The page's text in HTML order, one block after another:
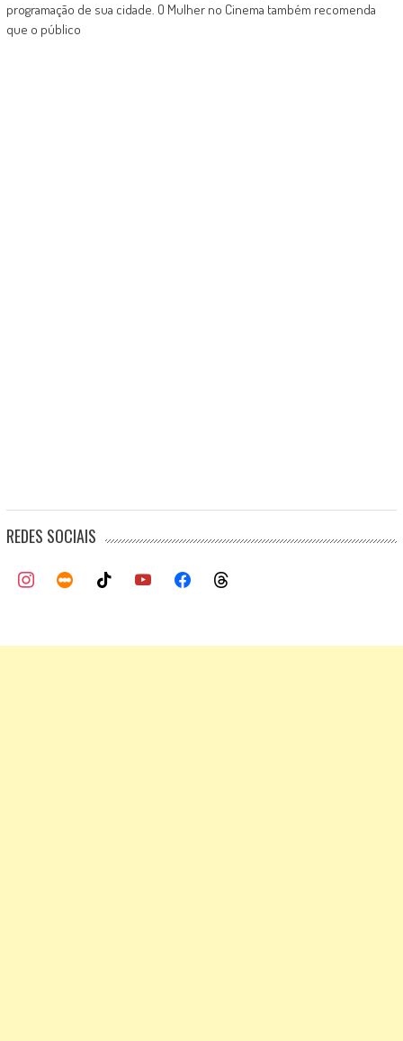
programação de sua cidade. O Mulher no Cinema também recomenda
que o público
REDES SOCIAIS